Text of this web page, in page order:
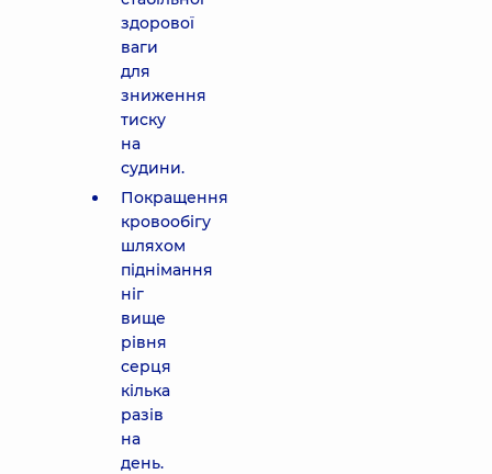
здорової
ваги
для
зниження
тиску
на
судини.
Покращення
кровообігу
шляхом
піднімання
ніг
вище
рівня
серця
кілька
разів
на
день.